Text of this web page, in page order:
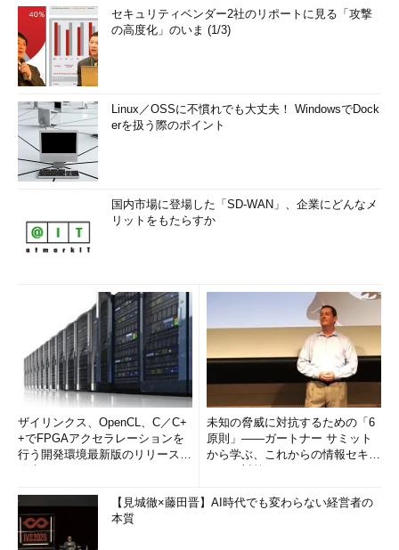
・［設定］アプリのトップに［電話］の項目が追加された。
iPhoneやAndroidとの連携機能（メールやWebの閲覧などを継続
してPCで行うなど）を制御できる
リモート
デスクト
ップ
・リモートデスクトップの有効／無効などの設定が［システム］
グループに追加された（従来はコントロールパネルでのみ設定可
能）
ストレー
ジセンサ
ー
・空き領域を管理するストレージセンサーで、ダウンロードフォ
ルダーにある30日以上経過したファイルを自動削除する
・Windows OSのアップグレード後、以前の古いバージョンのバ
トの再セ
ットアッ
・Windowsの機能を更新、追加したり、アプリを開いた状態のま
までアカウントの再セットアップをしたりすることが可能になっ
た
デマンドでダウンロード可能になった
ロック画
面とパス
ワード
画面ロック時にMicrosoftアカウントのパスワードを忘れた場合で
も、ロック画面から回復できる（実コンソール画面からのみ回復
可能。リモートデスクトップ接続のロック画面では不可）
絵文字
・Emoji 5.0をサポート
・［Windows］＋［.］キーか［Windows］＋［;］キーで絵文字
入力用パネルが表示される
※ 日本語Windows OSでは、この機能は原稿執筆時点のビルド
16299.19では確認できなかった（英語モードにする必要あり）
今回の更新では、タスクマネージャに新しくGPUの稼働状況を
セキュリティベンダー2社のリポートに見る「攻撃
の高度化」のいま (1/3)
Linux／OSSに不慣れでも大丈夫！ WindowsでDock
erを扱う際のポイント
国内市場に登場した「SD-WAN」、企業にどんなメ
リットをもたらすか
ザイリンクス、OpenCL、C／C+
+でFPGAアクセラレーションを
行う開発環境最新版のリリースを
未知の脅威に対抗するための「6
原則」――ガートナー サミット
から学ぶ、これからの情報セキュ
【見城徹×藤田晋】AI時代でも変わらない経営者の
本質